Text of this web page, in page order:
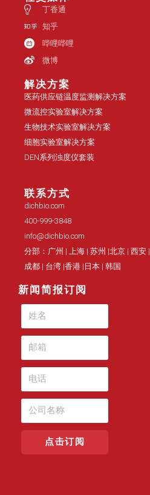
丁香通
知乎
哔哩哔哩
微博
解决方案
医药供应链温度监测解决方案
微流控实验室解决方案
生物技术实验室解决方案
细胞实验室解决方案
DEN系列浊度仪套装
联系方式
dichbio.com
400-999-3848
info@dichbio.com
分部：广州 | 上海 | 苏州 |北京 | 西安 |
成都 | 台湾 |香港 |日本 | 韩国
新闻简报订阅
点击订阅